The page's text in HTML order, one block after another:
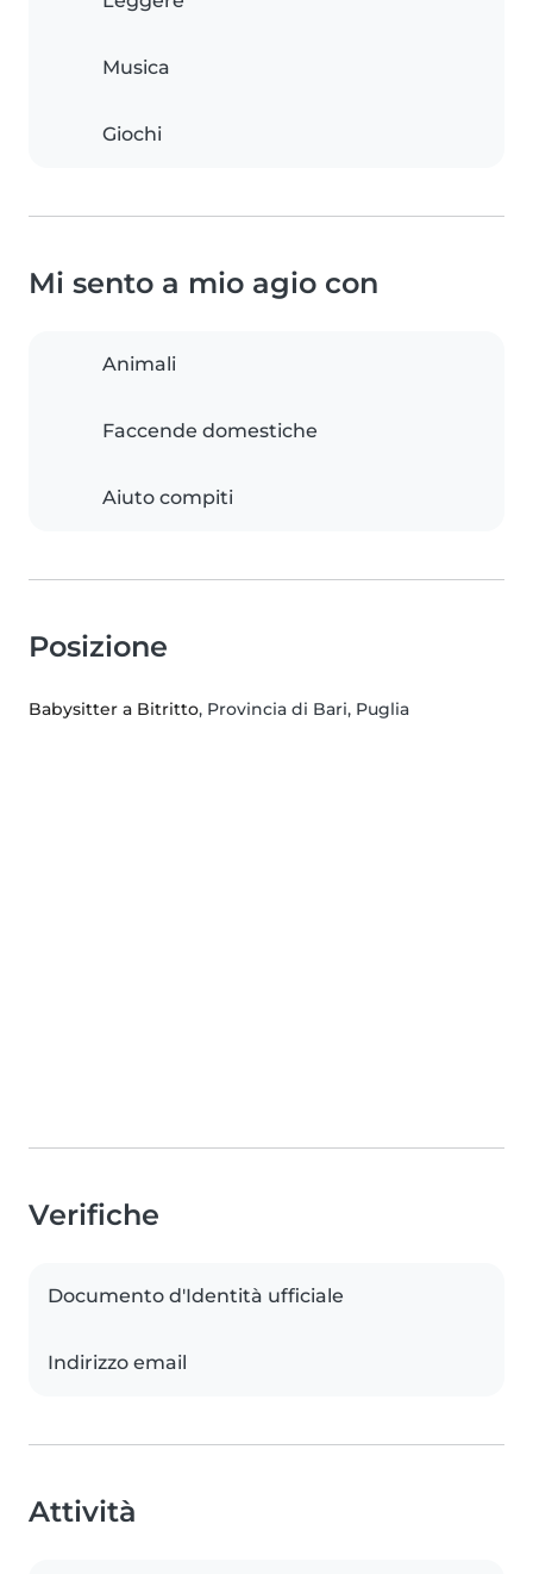
Musica
Giochi
Mi sento a mio agio con
Animali
Faccende domestiche
Aiuto compiti
Posizione
Babysitter a Bitritto, Provincia di Bari, Puglia
Verifiche
Documento d'Identità ufficiale
Indirizzo email
Attività